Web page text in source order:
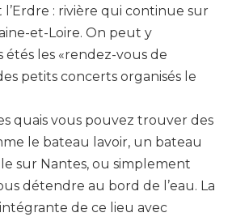
: rivière qui continue sur
et-Loire. On peut y
les «rendez-vous de
petits concerts organisés le
quais vous pouvez trouver des
le bateau lavoir, un bateau
sur Nantes, ou simplement
détendre au bord de l’eau. La
de ce lieu avec